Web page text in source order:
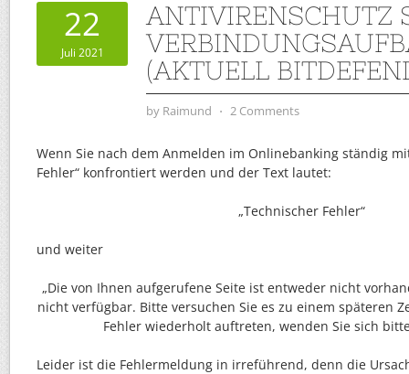
22
Juli 2021
ANTIVIRENSCHUTZ
(AKTUELL
by Raimund ⋅ 2 Comments
Wenn Sie nach dem Anmelden im Onlinebanking ständig
Fehler“ konfrontiert werden und der Text lautet:
„Technischer Fehler“
und weiter
„Die von Ihnen aufgerufene Seite ist entweder nicht
nicht verfügbar. Bitte versuchen Sie es zu einem späteren
Fehler wiederholt auftreten, wenden Sie sich
Leider ist die Fehlermeldung in irreführend, denn die